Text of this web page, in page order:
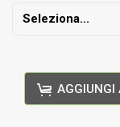
AGGIUNGI